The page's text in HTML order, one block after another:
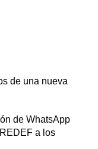
de una nueva
de WhatsApp
a los